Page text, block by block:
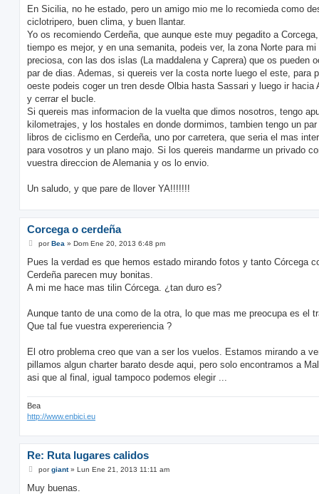
En Sicilia, no he estado, pero un amigo mio me lo recomieda como
ciclotripero, buen clima, y buen llantar.
Yo os recomiendo Cerdeña, que aunque este muy pegadito a
tiempo es mejor, y en una semanita, podeis ver, la zona Norte para mi
preciosa, con las dos islas (La maddalena y Caprera) que os pueden
par de dias. Ademas, si quereis ver la costa norte luego el este, para
oeste podeis coger un tren desde Olbia hasta Sassari y luego ir hacia
y cerrar el bucle.
Si quereis mas informacion de la vuelta que dimos nosotros, tengo
kilometrajes, y los hostales en donde dormimos, tambien tengo un par
libros de ciclismo en Cerdeña, uno por carretera, que seria el mas
para vosotros y un plano majo. Si los quereis mandarme un privado
vuestra direccion de Alemania y os lo envio.
Un saludo, y que pare de llover YA!!!!!!!
Corcega o cerdeña
M
n
a
j
porBea » Dom Ene 20, 2013 6:48 pm
Pues la verdad es que hemos estado mirando fotos y tanto Córcega
Cerdeña parecen muy bonitas.
A mi me hace mas tilin Córcega. ¿tan duro es?
Aunque tanto de una como de la otra, lo que mas me preocupa es el
Que tal fue vuestra expereriencia ?
El otro problema creo que van a ser los vuelos. Estamos mirando a
pillamos algun charter barato desde aqui, pero solo encontramos a
asi que al final, igual tampoco podemos elegir ...
Bea
http://www.enbici.eu
Re: Ruta lugares calidos
M
n
porgiant» Lun Ene 21, 2013 11:11 am
Muy buenas.